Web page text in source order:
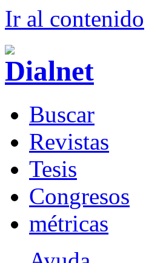
Ir al contenido
Buscar
Revistas
Tesis
Congresos
métricas